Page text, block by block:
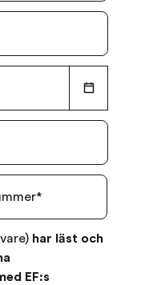
*
har läst och
EF:s